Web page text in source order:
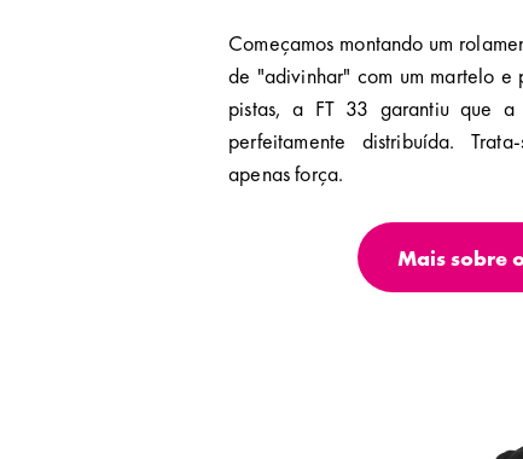
Começamos montando um
de "adivinhar" com um martelo e
pistas, a FT 33 garantiu que a
perfeitamente distribuída.
apenas força.
Mais sobre